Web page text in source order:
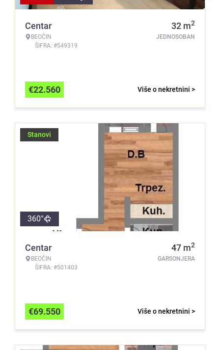
Centar
BEOČIN
ŠIFRA: #549319
32 m2
JEDNOSOBAN
Više o nekretnini >
€22.560
Stanovi
360°
Centar
BEOČIN
ŠIFRA: #501403
47 m2
GARSONJERA
Više o nekretnini >
€69.550